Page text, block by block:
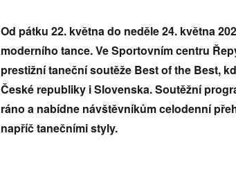
Od pátku 22. května do neděle 24. května
moderního tance. Ve Sportovním centru
prestižní taneční soutěže Best of the Best,
České republiky i Slovenska. Soutěžní
ráno a nabídne návštěvníkům celodenní
napříč tanečními styly.